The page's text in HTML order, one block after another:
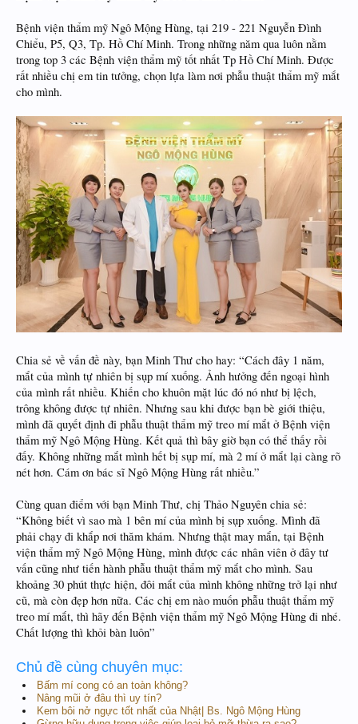
Bệnh viện thẩm mỹ Ngô Mộng Hùng, tại 219 - 221 Nguyễn Đình
Chiểu, P5, Q3, Tp. Hồ Chí Minh. Trong những năm qua luôn nằm
trong top 3 các Bệnh viện thẩm mỹ tốt nhất Tp Hồ Chí Minh. Được
rất nhiều chị em tin tưởng, chọn lựa làm nơi phẫu thuật thẩm mỹ mắt
cho mình.
Chia sẻ về vấn đề này, bạn Minh Thư cho hay: “Cách đây 1 năm,
mắt của mình tự nhiên bị sụp mí xuống. Ảnh hưởng đến ngoại hình
của mình rất nhiều. Khiến cho khuôn mặt lúc đó nó như bị lệch,
trông không được tự nhiên. Nhưng sau khi được bạn bè giới thiệu,
mình đã quyết định đi phẫu thuật thẩm mỹ treo mí mắt ở Bệnh viện
thẩm mỹ Ngô Mộng Hùng. Kết quả thì bây giờ bạn có thể thấy rồi
đấy. Không những mắt mình hết bị sụp mí, mà 2 mí ở mắt lại càng rõ
nét hơn. Cám ơn bác sĩ Ngô Mộng Hùng rất nhiều.”
Cùng quan điểm với bạn Minh Thư, chị Thảo Nguyên chia sẻ:
“Không biết vì sao mà 1 bên mí của mình bị sụp xuống. Mình đã
phải chạy đi khắp nơi thăm khám. Nhưng thật may mắn, tại Bệnh
viện thẩm mỹ Ngô Mộng Hùng, mình được các nhân viên ở đây tư
vấn cũng như tiến hành phẫu thuật thẩm mỹ mắt cho mình. Sau
khoảng 30 phút thực hiện, đôi mắt của mình không những trở lại như
cũ, mà còn đẹp hơn nữa. Các chị em nào muốn phẫu thuật thẩm mỹ
treo mí mắt, thì hãy đến Bệnh viện thẩm mỹ Ngô Mộng Hùng đi nhé.
Chất lượng thì khỏi bàn luôn”
Chủ đề cùng chuyên mục:
Bấm mí cong có an toàn không?
Nâng mũi ở đâu thì uy tín?
Kem bôi nở ngực tốt nhất của Nhật| Bs. Ngô Mộng Hùng